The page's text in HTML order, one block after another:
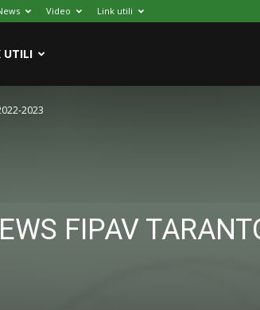
Video Link utili
UTILI
2023
FIPAV